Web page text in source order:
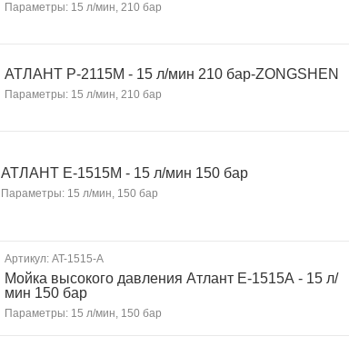
Параметры: 15 л/мин, 210 бар
АТЛАНТ P-2115М - 15 л/мин 210 бар-ZONGSHEN
Параметры: 15 л/мин, 210 бар
АТЛАНТ Е-1515М - 15 л/мин 150 бар
Параметры: 15 л/мин, 150 бар
Артикул: AT-1515-A
Мойка высокого давления Атлант Е-1515А - 15 л/
мин 150 бар
Параметры: 15 л/мин, 150 бар